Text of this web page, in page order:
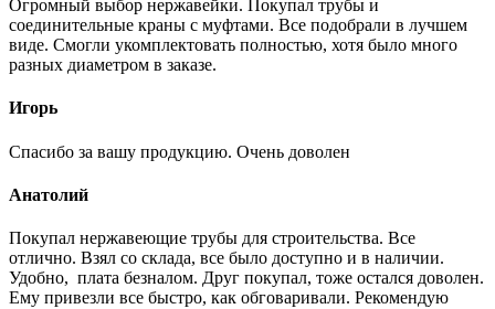
Огромный выбор нержавейки. Покупал трубы и
соединительные краны с муфтами. Все подобрали в лучшем
виде. Смогли укомплектовать полностью, хотя было много
разных диаметром в заказе.
Игорь
Спасибо за вашу продукцию. Очень доволен
Анатолий
Покупал нержавеющие трубы для строительства. Все
отлично. Взял со склада, все было доступно и в наличии.
Удобно, плата безналом. Друг покупал, тоже остался доволен.
Ему привезли все быстро, как обговаривали. Рекомендую